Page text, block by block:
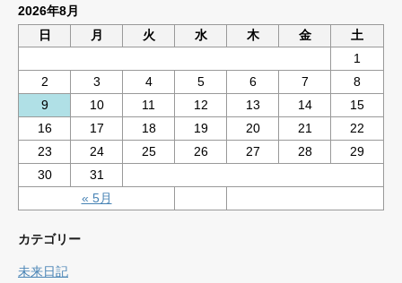
2026年8月
日
月 火 水 木 金 土
« 5月
1
2
3 4 5 6 7
8
9
10 11 12 13 14
15
16
17 18 19 20 21
22
23
24 25 26 27 28
29
30
31
カテゴリー
未来日記